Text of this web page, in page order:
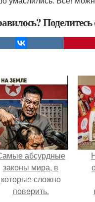
Поделитесь
абсурдные
законы мира, в
которые сложно
поверить.